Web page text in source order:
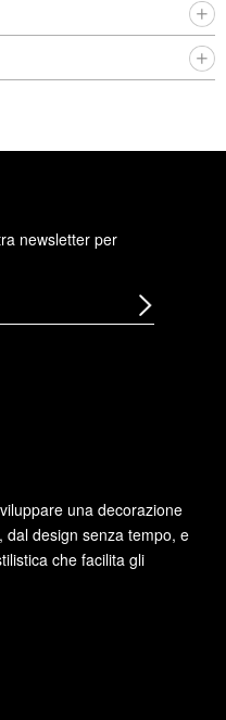
una decorazione
design senza tempo, e
che facilita gli
newsletter per